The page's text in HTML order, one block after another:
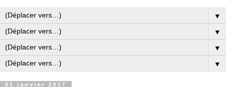
▼
▼
▼
▼
01 janvier 2017